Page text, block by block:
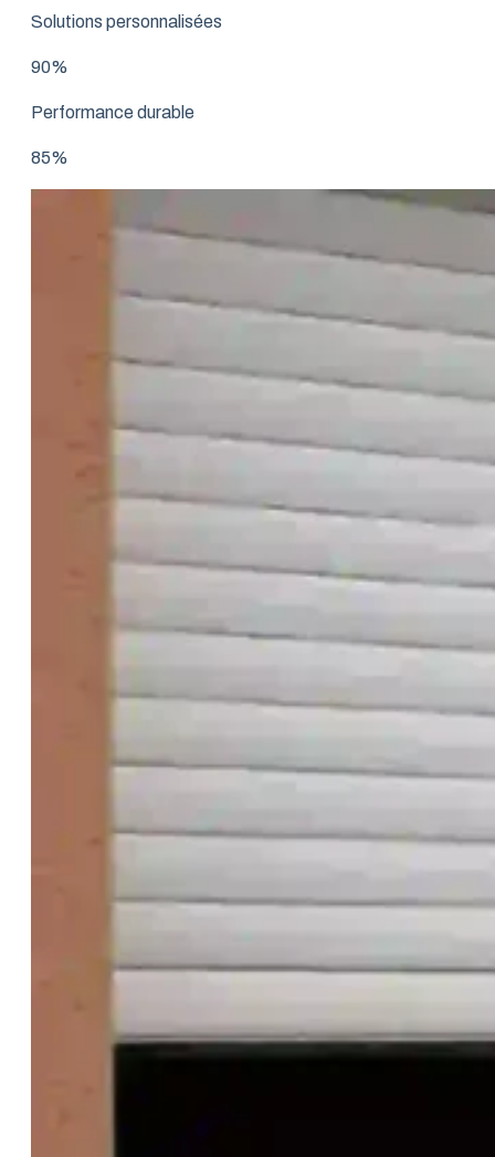
Solutions personnalisées
90%
Performance durable
85%